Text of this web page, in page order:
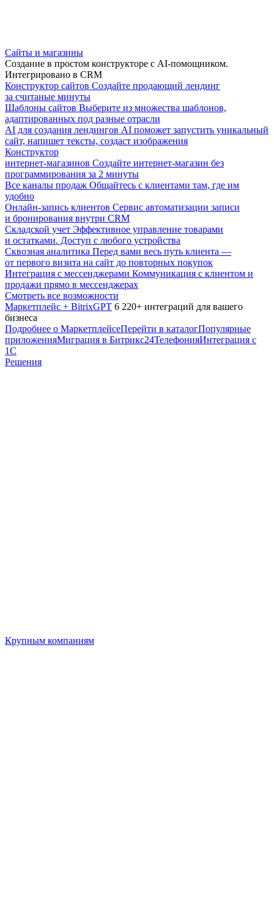
Сайты и магазины
Создание в простом конструкторе с AI-помощником.
Интегрировано в CRM
Конструктор сайтов Создайте продающий лендинг
за считаные минуты
Шаблоны сайтов Выберите из множества шаблонов,
адаптированных под разные отрасли
AI для создания лендингов AI поможет запустить уникальный
сайт, напишет тексты, создаст изображения
Конструктор
интернет-магазинов Создайте интернет-магазин без
программирования за 2 минуты
Все каналы продаж Общайтесь с клиентами там, где им
удобно
Онлайн-запись клиентов Сервис автоматизации записи
и бронирования внутри CRM
Складской учет Эффективное управление товарами
и остатками. Доступ с любого устройства
Сквозная аналитика Перед вами весь путь клиента —
от первого визита на сайт до повторных покупок
Интеграция с мессенджерами Коммуникация с клиентом и
продажи прямо в мессенджерах
Смотреть все возможности
Маркетплейс + BitrixGPT 6 220+ интеграций для вашего
бизнеса
Подробнее о МаркетплейсеПерейти в каталогПопулярные
приложенияМиграция в Битрикс24ТелефонияИнтеграция с
1С
Решения
Крупным компаниям